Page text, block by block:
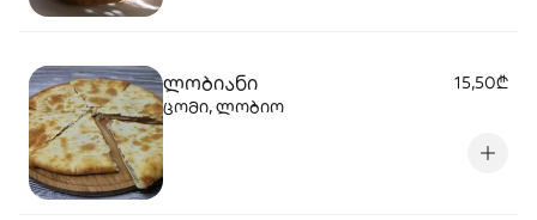
ლობიანი
15,50₾
ცომი, ლობიო